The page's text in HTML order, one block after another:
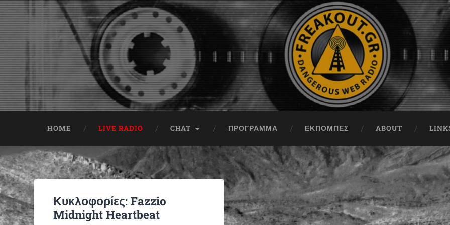
HOME LIVE RADIO CHAT ΠΡΟΓΡΑΜΜΑ ΕΚΠΟΜΠΈΣ ABOUT
Κυκλοφορίες: Fazzio
Midnight Heartbeat